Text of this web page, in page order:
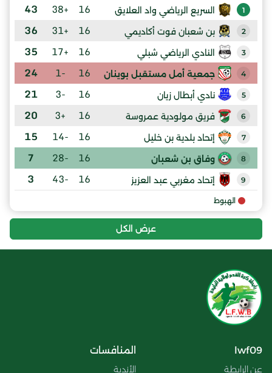
1 السريع الرياضي واد العلايق 16
+38
43
2 بن شعبان فوت أكاديمي 16
+31
36
3 النادي الرياضي شبلي 16
+17
35
4 جمعية أمل مستقبل بوينان 16
-1
24
5 نادي أبطال زيان 16
-3
21
6 فريق مولودية عمروسة 16
+3
20
7 إتحاد بلدية بن خليل 16
-14
15
8 وفاق بن شعبان 16
-28
7
9 إتحاد مغربي عبد العزيز 16
-43
3
الهبوط
عرض الكل
lwf09
عن الرابطة
المنافسات
الأندية